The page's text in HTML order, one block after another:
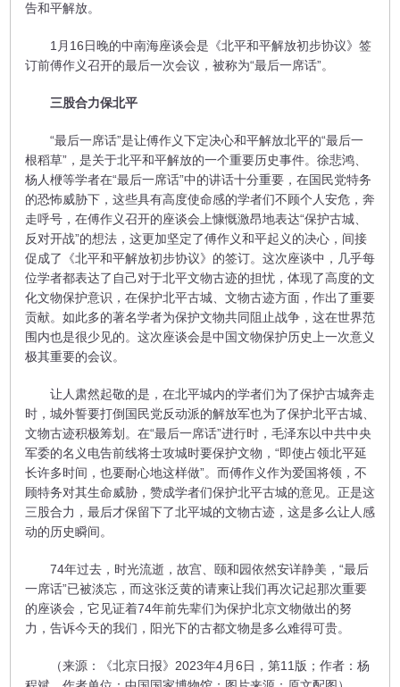
告和平解放。
1月16日晚的中南海座谈会是《北平和平解放初步协议》签
订前傅作义召开的最后一次会议，被称为“最后一席话”。
三股合力保北平
“最后一席话”是让傅作义下定决心和平解放北平的“最后一
根稻草”，是关于北平和平解放的一个重要历史事件。徐悲鸿、
杨人楩等学者在“最后一席话”中的讲话十分重要，在国民党特务
的恐怖威胁下，这些具有高度使命感的学者们不顾个人安危，奔
走呼号，在傅作义召开的座谈会上慷慨激昂地表达“保护古城、
反对开战”的想法，这更加坚定了傅作义和平起义的决心，间接
促成了《北平和平解放初步协议》的签订。这次座谈中，几乎每
位学者都表达了自己对于北平文物古迹的担忧，体现了高度的文
化文物保护意识，在保护北平古城、文物古迹方面，作出了重要
贡献。如此多的著名学者为保护文物共同阻止战争，这在世界范
围内也是很少见的。这次座谈会是中国文物保护历史上一次意义
极其重要的会议。
让人肃然起敬的是，在北平城内的学者们为了保护古城奔走
时，城外誓要打倒国民党反动派的解放军也为了保护北平古城、
文物古迹积极筹划。在“最后一席话”进行时，毛泽东以中共中央
军委的名义电告前线将士攻城时要保护文物，“即使占领北平延
长许多时间，也要耐心地这样做”。而傅作义作为爱国将领，不
顾特务对其生命威胁，赞成学者们保护北平古城的意见。正是这
三股合力，最后才保留下了北平城的文物古迹，这是多么让人感
动的历史瞬间。
74年过去，时光流逝，故宫、颐和园依然安详静美，“最后
一席话”已被淡忘，而这张泛黄的请柬让我们再次记起那次重要
的座谈会，它见证着74年前先辈们为保护北京文物做出的努
力，告诉今天的我们，阳光下的古都文物是多么难得可贵。
（来源：《北京日报》2023年4月6日，第11版；作者：杨